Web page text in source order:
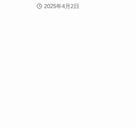
2025年4月2日